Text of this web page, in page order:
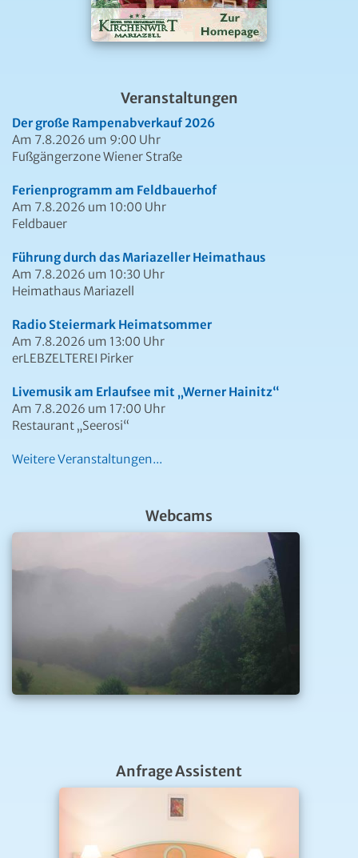
Veranstaltungen
Der große Rampenabverkauf 2026
Am 7.8.2026 um 9:00 Uhr
Fußgängerzone Wiener Straße
Ferienprogramm am Feldbauerhof
Am 7.8.2026 um 10:00 Uhr
Feldbauer
Führung durch das Mariazeller Heimathaus
Am 7.8.2026 um 10:30 Uhr
Heimathaus Mariazell
Radio Steiermark Heimatsommer
Am 7.8.2026 um 13:00 Uhr
erLEBZELTEREI Pirker
Livemusik am Erlaufsee mit „Werner Hainitz“
Am 7.8.2026 um 17:00 Uhr
Restaurant „Seerosi“
Weitere Veranstaltungen...
Webcams
Anfrage Assistent